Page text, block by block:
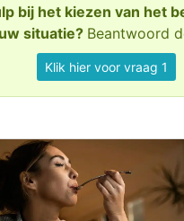
bij het kiezen van het
situatie? Beantwoord
Klik hier voor vraag 1